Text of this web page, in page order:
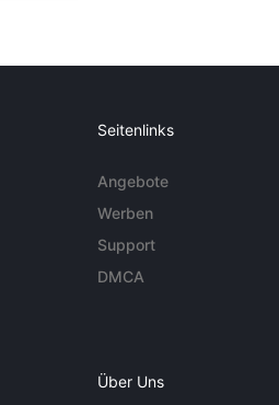
Seitenlinks
Angebote
Werben
Support
DMCA
Über Uns